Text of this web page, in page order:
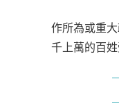
作所為或重
千上萬的百